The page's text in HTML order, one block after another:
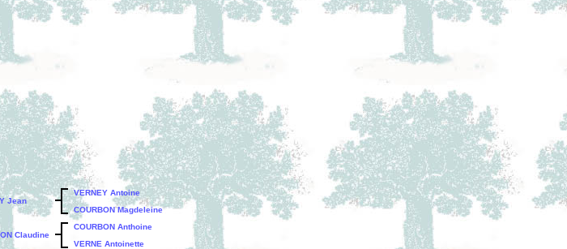
Jean
VERNEY Antoine
COURBON Magdeleine
Claudine
COURBON Anthoine
VERNE Antoinette